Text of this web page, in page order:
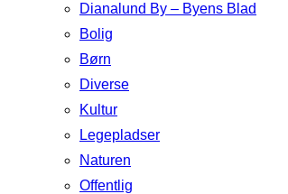
Dianalund By – Byens Blad
Bolig
Børn
Diverse
Kultur
Legepladser
Naturen
Offentlig